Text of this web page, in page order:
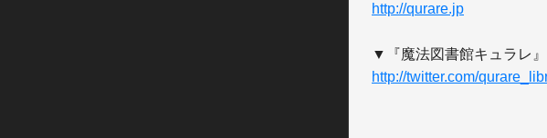
http://qurare.jp
http://twitter.com/